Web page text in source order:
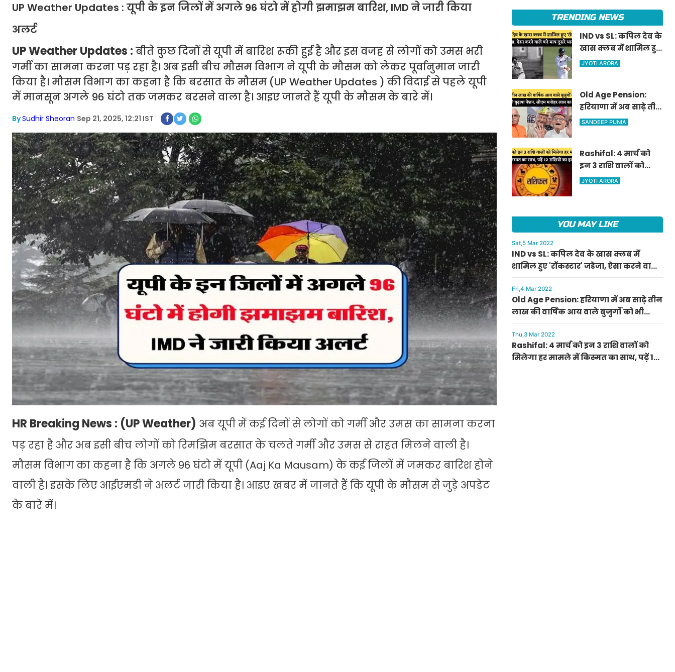
UP Weather Updates : यूपी के इन जिलों में अगले 96 घंटो में होगी झमाझम बारिश, IMD ने जारी किया
अलर्ट
UP Weather Updates : बीते कुछ दिनों से यूपी में बारिश रूकी हुई है और इस वजह से लोगों को उमस भरी
गर्मी का सामना करना पड़ रहा है। अब इसी बीच मौसम विभाग ने यूपी के मौसम को लेकर पूर्वानुमान जारी
किया है। मौसम विभाग का कहना है कि बरसात के मौसम (UP Weather Updates ) की विदाई से पहले यूपी
में मानसून अगले 96 घंटो तक जमकर बरसने वाला है। आइए जानते हैं यूपी के मौसम के बारे में।
BySudhir Sheoran Sep 21, 2025, 12:21 IST
HR Breaking News : (UP Weather) अब यूपी में कई दिनों से लोगों को गर्मी और उमस का सामना करना
पड़ रहा है और अब इसी बीच लोगों को रिमझिम बरसात के चलते गर्मी और उमस से राहत मिलने वाली है।
मौसम विभाग का कहना है कि अगले 96 घंटो में यूपी (Aaj Ka Mausam) के कई जिलों में जमकर बारिश होने
वाली है। इसके लिए आईएमडी ने अलर्ट जारी किया है। आइए खबर में जानते हैं कि यूपी के मौसम से जुड़े अपडेट
के बारे में।
TRENDING NEWS
IND vs SL: कपिल देव के
खास क्लब में शामिल हुए
'रॉकस्टार' जडेजा, ऐसा
JYOTI ARORA
Old Age Pension:
हरियाणा में अब साढ़े तीन
लाख की वार्षिक आय
सीएम मनोहर लाल का
ऐलान
SANDEEP PUNIA
Rashifal: 4 मार्च को
इन 3 राशि वालों को
मिलेगा हर मामले में
JYOTI ARORA
YOU MAY LIKE
Sat,5 Mar 2022
IND vs SL: कपिल देव के खास क्लब में
शामिल हुए 'रॉकस्टार' जडेजा, ऐसा करने वाले
बने मात्र दूसरे भारतीय
Fri,4 Mar 2022
Old Age Pension: हरियाणा में अब साढ़े तीन
लाख की वार्षिक आय वाले बुजुर्गों को भी
मिलेगी बुढ़ापा पेंशन, सीएम मनोहर लाल का
ऐलान
Thu,3 Mar 2022
Rashifal: 4 मार्च को इन 3 राशि वालों को
मिलेगा हर मामले में किस्मत का साथ, पढ़ें 12